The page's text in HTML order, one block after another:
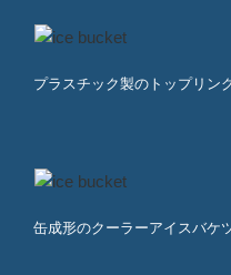
プラスチック製のトップリン
缶成形のクーラーアイスバケ